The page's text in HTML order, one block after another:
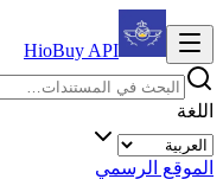
HioBuy API
اللغة
الموقع الرسمي